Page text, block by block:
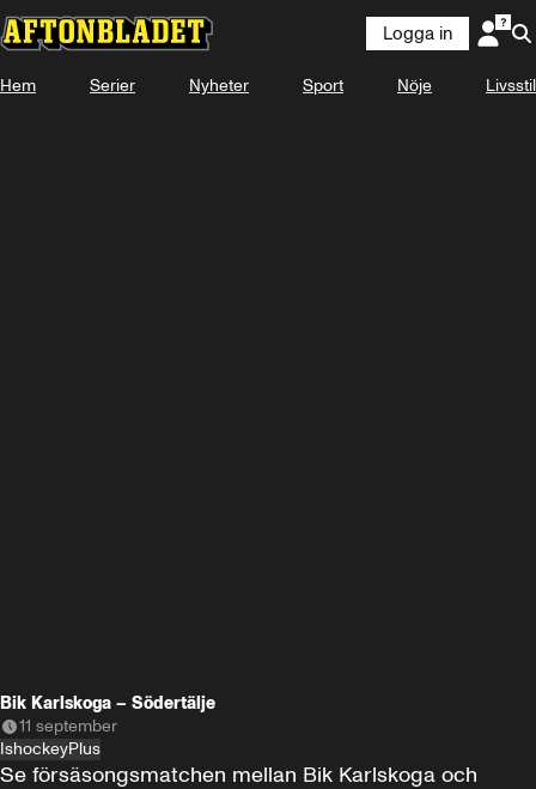
KOMMER
Se snart på Plus Video
Logga in
Hem Serier Nyheter Sport Nöje Livsstil
Bik Karlskoga – Södertälje
11 september
IshockeyPlus
Se försäsongsmatchen mellan Bik Karlskoga och